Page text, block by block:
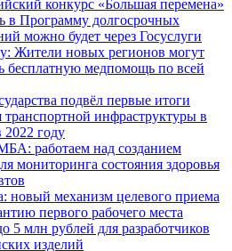
конкурс «Большая перемена»
в Программу долгосрочных
можно будет через Госуслуги
Жители новых регионов могут
бесплатную медпомощь по всей
подвёл первые итоги
транспортной инфраструктуры в
2022 году
работаем над созданием
мониторинга состояния здоровья
новый механизм целевого приема
первого рабочего места
5 млн рублей для разработчиков
изделий